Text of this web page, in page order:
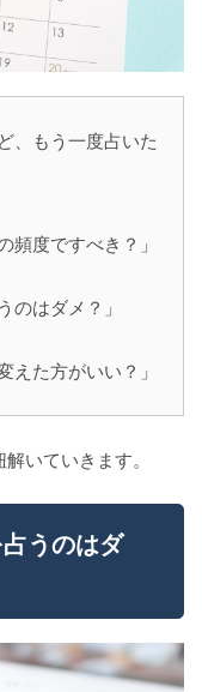
、もう一度占いた
頻度ですべき？」
のはダメ？」
えた方がいい？」
いていきます。
うのはダ